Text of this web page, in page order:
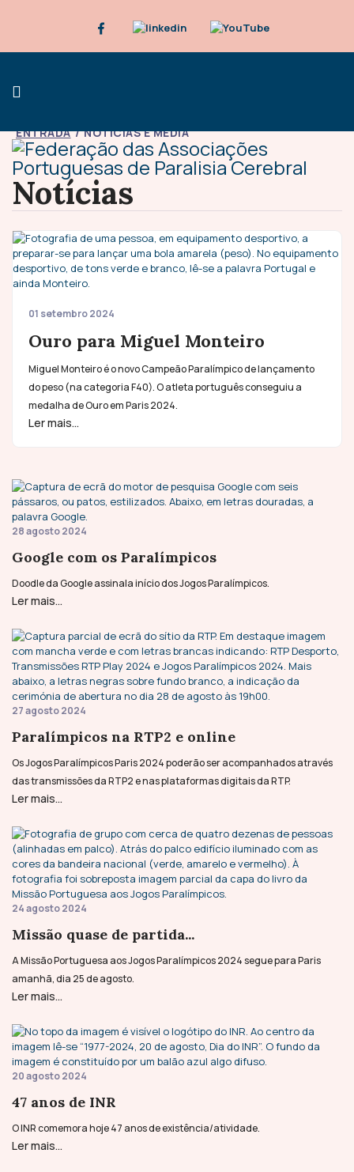
ENTRADA NOTÍCIAS E MÉDIA
Notícias
01 setembro 2024
Ouro para Miguel Monteiro
Miguel Monteiro é o novo Campeão Paralímpico de lançamento
do peso (na categoria F40). O atleta português conseguiu a
medalha de Ouro em Paris 2024.
Ler mais...
28 agosto 2024
Google com os Paralímpicos
Doodle da Google assinala início dos Jogos Paralímpicos.
Ler mais...
27 agosto 2024
Paralímpicos na RTP2 e online
Os Jogos Paralímpicos Paris 2024 poderão ser acompanhados através
das transmissões da RTP2 e nas plataformas digitais da RTP.
Ler mais...
24 agosto 2024
Missão quase de partida...
A Missão Portuguesa aos Jogos Paralímpicos 2024 segue para Paris
amanhã, dia 25 de agosto.
Ler mais...
20 agosto 2024
47 anos de INR
O INR comemora hoje 47 anos de existência/atividade.
Ler mais...